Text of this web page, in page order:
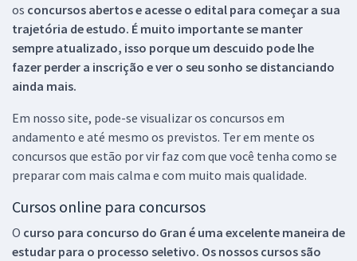
os concursos abertos e acesse o edital para começar a sua
trajetória de estudo. É muito importante se manter
sempre atualizado, isso porque um descuido pode lhe
fazer perder a inscrição e ver o seu sonho se distanciando
ainda mais.
Em nosso site, pode-se visualizar os concursos em
andamento e até mesmo os previstos. Ter em mente os
concursos que estão por vir faz com que você tenha como se
preparar com mais calma e com muito mais qualidade.
Cursos online para concursos
O curso para concurso do Gran é uma excelente maneira de
estudar para o processo seletivo. Os nossos cursos são